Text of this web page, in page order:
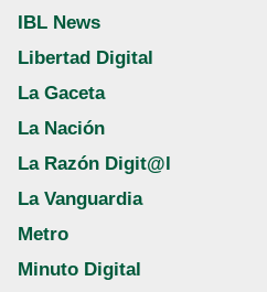
IBL News
Libertad Digital
La Gaceta
La Nación
La Razón Digit@l
La Vanguardia
Metro
Minuto Digital